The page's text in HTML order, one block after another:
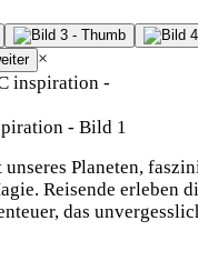
×
- Bild 1
Planeten,
Reisende erleben
das